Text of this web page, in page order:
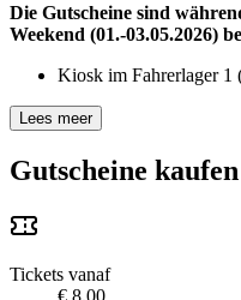
Die Gutscheine sind
Weekend (01.-03.05.2026)
Kiosk im Fahrerlager 1
Lees meer
Gutscheine kaufen
Tickets vanaf
€ 8,00